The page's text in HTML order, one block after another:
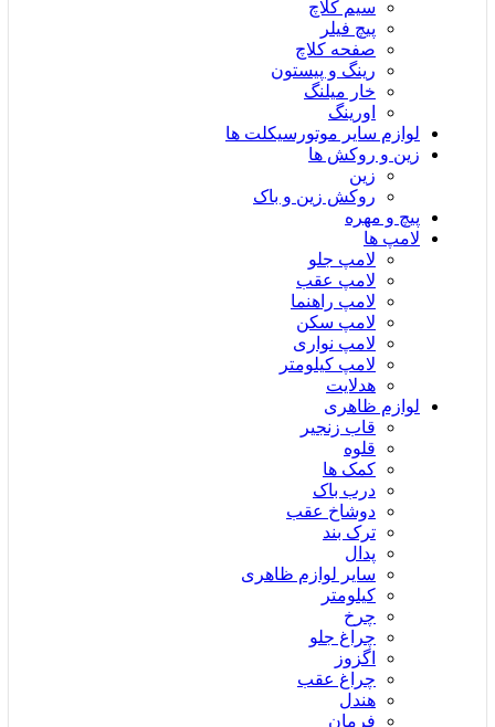
سیم کلاچ
پیچ فیلر
صفحه کلاچ
رینگ و پیستون
خار میلنگ
اورینگ
لوازم سایر موتورسیکلت ها
زین و روکش ها
زین
روکش زین و باک
پیچ و مهره
لامپ ها
لامپ جلو
لامپ عقب
لامپ راهنما
لامپ سکن
لامپ نواری
لامپ کیلومتر
هدلایت
لوازم ظاهری
قاب زنجیر
قلوه
کمک ها
درب باک
دوشاخ عقب
ترک بند
پدال
سایر لوازم ظاهری
کیلومتر
چرخ
چراغ جلو
اگزوز
چراغ عقب
هندل
فرمان